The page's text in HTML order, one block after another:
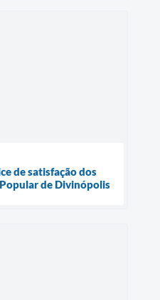
de satisfação dos
de Divinópolis